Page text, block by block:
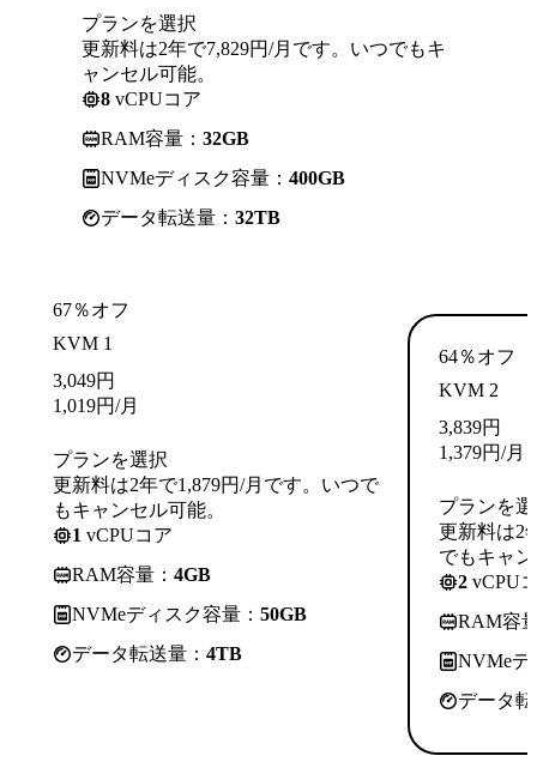
プランを選択
更新料は2年で7,829円/月です。いつでもキ
ャンセル可能。
8 vCPUコア
RAM容量： 32GB
NVMeディスク容量： 400GB
データ転送量： 32TB
67％オフ
KVM 1
3,049円
1,019円/月
プランを選択
更新料は2年で1,879円/月です。いつで
もキャンセル可能。
1 vCPUコア
RAM容量： 4GB
NVMeディスク容量： 50GB
データ転送量： 4TB
64％オフ
KVM 2
3,839円
1,379円/月
プランを
更新料は2
でもキャ
2 vCPU
RAM容
NVMeデ
データ